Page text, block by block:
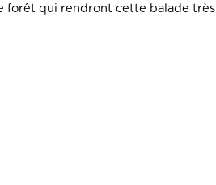
forêt qui rendront cette balade très